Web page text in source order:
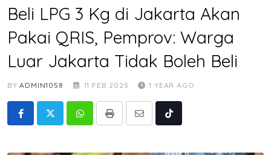
Beli LPG 3 Kg di Jakarta Akan
Pakai QRIS, Pemprov: Warga
Luar Jakarta Tidak Boleh Beli
BYADMIN1058 11 FEB 2025 1 YEAR AGO
WhatsappPrint
Share
Tiktok